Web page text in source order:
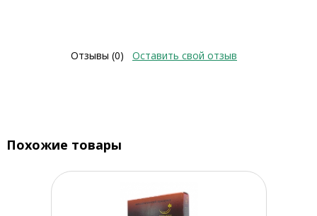
Отзывы (0) Оставить свой отзыв
Похожие товары